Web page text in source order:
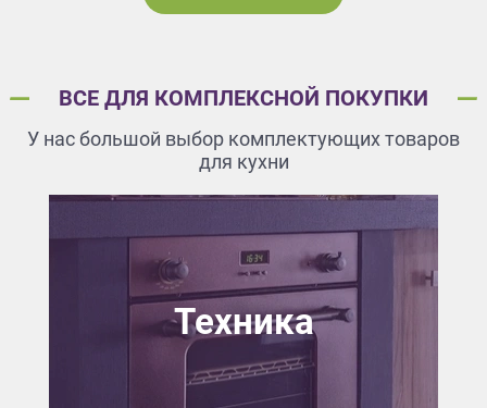
ВСЕ ДЛЯ КОМПЛЕКСНОЙ ПОКУПКИ
У нас большой выбор комплектующих товаров
для кухни
Техника